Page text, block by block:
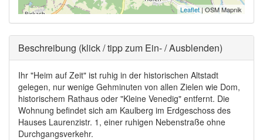
Leaflet | OSM Mapnik
Ausblenden
Beschreibung (klick / tipp zum Ein- / Ausblenden)
Ihr "Heim auf Zeit" ist ruhig in der historischen Altstadt
gelegen, nur wenige Gehminuten von allen Zielen wie Dom,
historischem Rathaus oder "Kleine Venedig" entfernt. Die
Wohnung befindet sich am Kaulberg im Erdgeschoss des
Hauses Laurenzistr. 1, einer ruhigen Nebenstraße ohne
Durchgangsverkehr.